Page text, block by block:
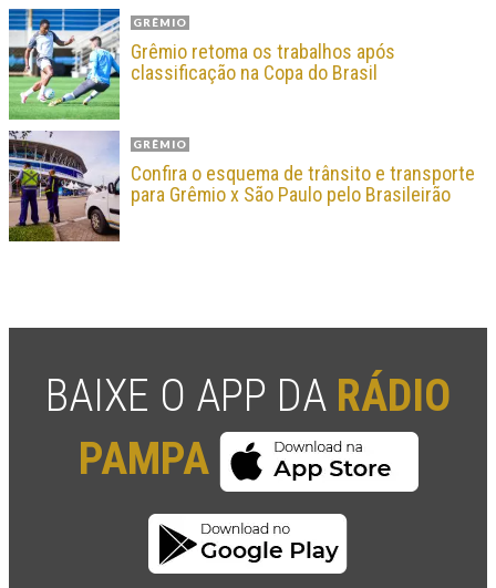
GRÊMIO
Grêmio retoma os trabalhos após
classificação na Copa do Brasil
GRÊMIO
Confira o esquema de trânsito e transporte
para Grêmio x São Paulo pelo Brasileirão
BAIXE O APP DA RÁDIO
PAMPA